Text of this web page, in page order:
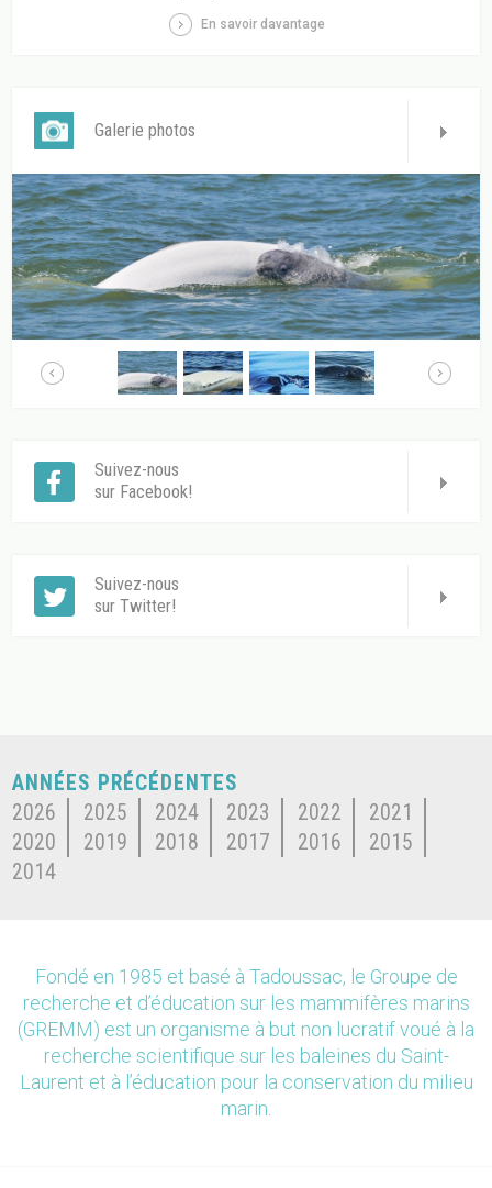
En savoir davantage
Galerie photos
Suivez-nous
sur Facebook!
Suivez-nous
sur Twitter!
ANNÉES PRÉCÉDENTES
2026
2025 2024 2023 2022
2021
2020
2019 2018 2017 2016
2015
2014
Fondé en 1985 et basé à Tadoussac, le Groupe de
recherche et d’éducation sur les mammifères marins
(GREMM) est un organisme à but non lucratif voué à la
recherche scientifique sur les baleines du Saint-
Laurent et à l’éducation pour la conservation du milieu
marin.